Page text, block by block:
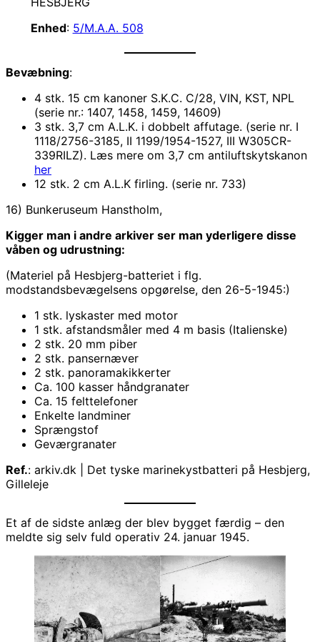
Enhed: 5/M.A.A. 508
Bevæbning:
4 stk. 15 cm kanoner S.K.C. C/28, VIN, KST, NPL
(serie nr.: 1407, 1458, 1459, 14609)
3 stk. 3,7 cm A.L.K. i dobbelt affutage. (serie nr. I
1118/2756-3185, II 1199/1954-1527, III W305CR-
339RILZ). Læs mere om 3,7 cm antiluftskytskanon
her
12 stk. 2 cm A.L.K firling. (serie nr. 733)
16) Bunkeruseum Hanstholm,
Kigger man i andre arkiver ser man yderligere disse
våben og udrustning:
(Materiel på Hesbjerg-batteriet i flg.
modstandsbevægelsens opgørelse, den 26-5-1945:)
1 stk. lyskaster med motor
1 stk. afstandsmåler med 4 m basis (Italienske)
2 stk. 20 mm piber
2 stk. pansernæver
2 stk. panoramakikkerter
Ca. 100 kasser håndgranater
Ca. 15 felttelefoner
Enkelte landminer
Sprængstof
Geværgranater
Ref.: arkiv.dk | Det tyske marinekystbatteri på Hesbjerg,
Gilleleje
Et af de sidste anlæg der blev bygget færdig – den
meldte sig selv fuld operativ 24. januar 1945.